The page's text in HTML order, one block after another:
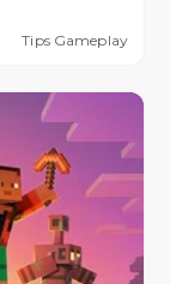
Tips Gameplay